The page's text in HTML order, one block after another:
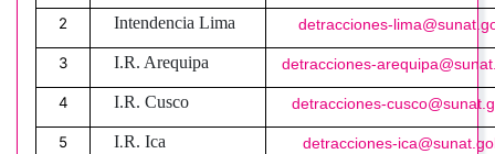
2 Intendencia Lima detracciones-
3 I.R. Arequipa detracciones-
4 I.R. Cusco detracciones-
5 I.R. Ica detracciones-